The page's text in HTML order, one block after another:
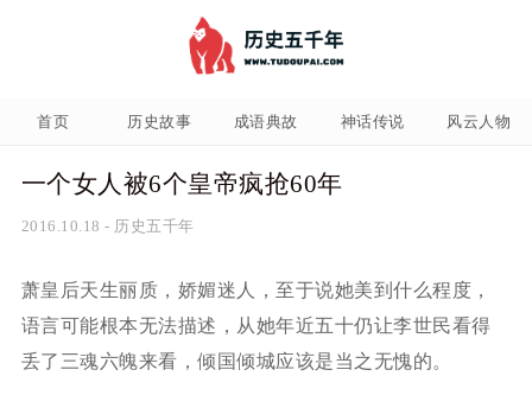
首页 历史故事 成语典故 神话传说 风云人物
一个女人被6个皇帝疯抢60年
2016.10.18 - 历史五千年
萧皇后天生丽质，娇媚迷人，至于说她美到什么程度，
语言可能根本无法描述，从她年近五十仍让李世民看得
丢了三魂六魄来看，倾国倾城应该是当之无愧的。